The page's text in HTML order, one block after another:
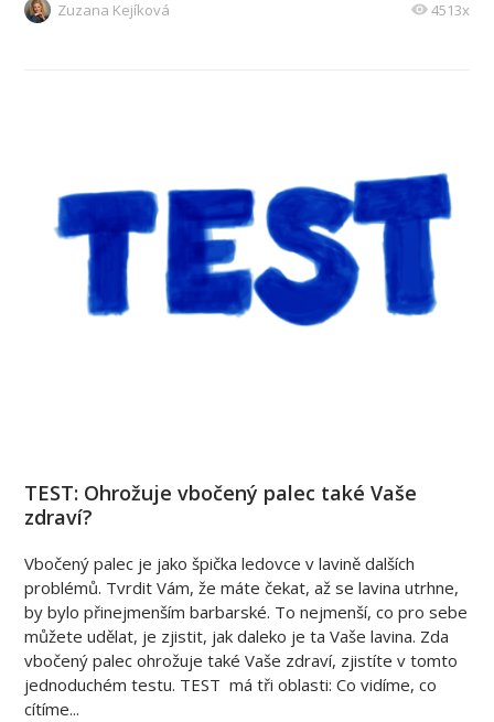
Zuzana Kejíková 4513x
TEST: Ohrožuje vbočený palec také Vaše
zdraví?
Vbočený palec je jako špička ledovce v lavině dalších
problémů. Tvrdit Vám, že máte čekat, až se lavina utrhne,
by bylo přinejmenším barbarské. To nejmenší, co pro sebe
můžete udělat, je zjistit, jak daleko je ta Vaše lavina. Zda
vbočený palec ohrožuje také Vaše zdraví, zjistíte v tomto
jednoduchém testu. TEST má tři oblasti: Co vidíme, co
cítíme...